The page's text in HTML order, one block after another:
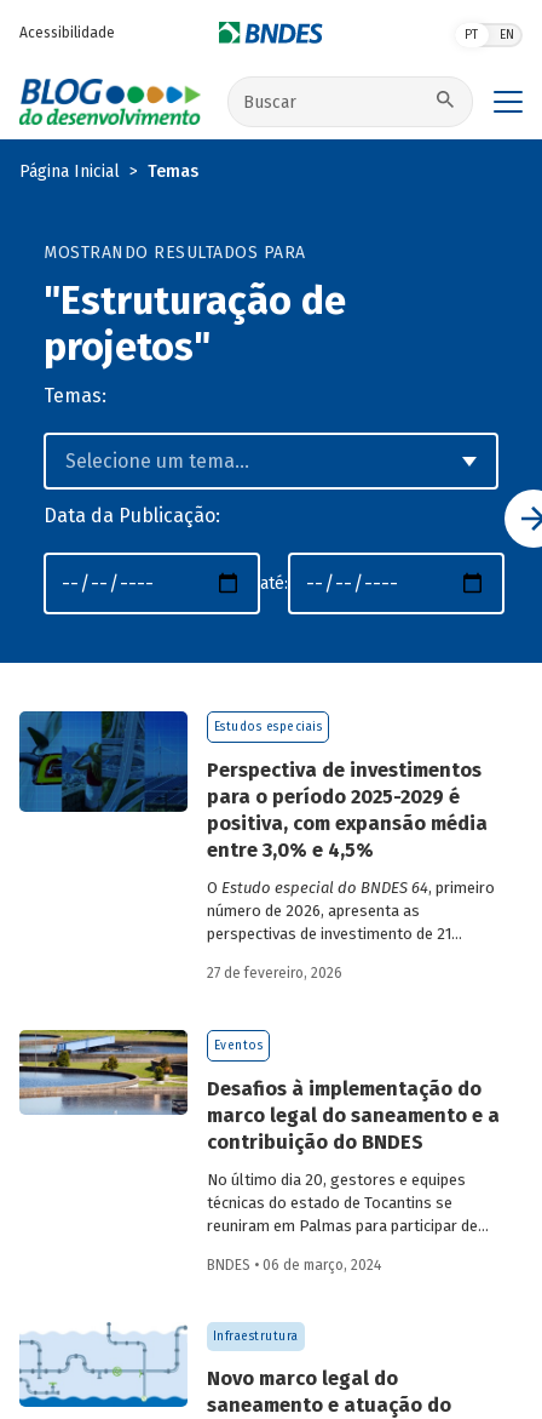
Acessibilidade PT EN
Buscar no site
Página Inicial Temas
MOSTRANDO RESULTADOS PARA
"Estruturação de
projetos"
Temas:
Data da Publicação:
até:
Estudos especiais
Perspectiva de investimentos
para o período 2025-2029 é
positiva, com expansão média
entre 3,0% e 4,5%
O Estudo especial do BNDES 64, primeiro
número de 2026, apresenta as
perspectivas de investimento de 21
período de 2025 a 2029.
27 de fevereiro, 2026
Eventos
Desafios à implementação do
marco legal do saneamento e a
contribuição do BNDES
No último dia 20, gestores e equipes
técnicas do estado de Tocantins se
reuniram em Palmas para participar de
marco legal do saneamento. A melhoria
consideráveis, entre eles a promoção de
investimentos. Com isso em vista, o
atuação.
BNDES • 06 de março, 2024
Infraestrutura
Novo marco legal do
saneamento e atuação do